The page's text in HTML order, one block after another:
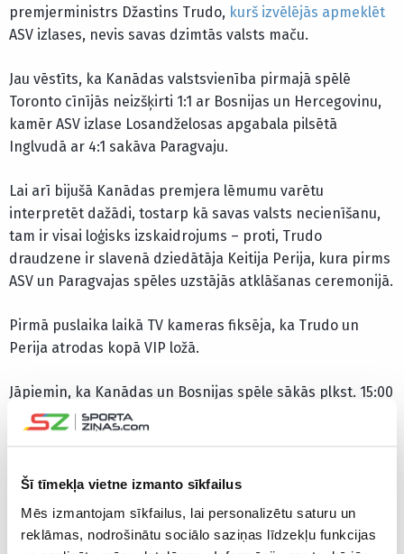
Šī tīmekļa vietne izmanto sīkfailus
Mēs izmantojam sīkfailus, lai personalizētu saturu un
reklāmas, nodrošinātu sociālo saziņas līdzekļu funkcijas
premjerministrs Džastins Trudo, kurš izvēlējās apmeklēt
ASV izlases, nevis savas dzimtās valsts maču.
Jau vēstīts, ka Kanādas valstsvienība pirmajā spēlē
Toronto cīnījās neizšķirti 1:1 ar Bosnijas un Hercegovinu,
kamēr ASV izlase Losandželosas apgabala pilsētā
Inglvudā ar 4:1 sakāva Paragvaju.
Lai arī bijušā Kanādas premjera lēmumu varētu
interpretēt dažādi, tostarp kā savas valsts necienīšanu,
tam ir visai loģisks izskaidrojums – proti, Trudo
draudzene ir slavenā dziedātāja Keitija Perija, kura pirms
ASV un Paragvajas spēles uzstājās atklāšanas ceremonijā.
Pirmā puslaika laikā TV kameras fiksēja, ka Trudo un
Perija atrodas kopā VIP ložā.
Jāpiemin, ka Kanādas un Bosnijas spēle sākās plkst. 15:00
pēc vietējā laika, bet ASV un Paragvajas duelis – sešas
🚨 Justin Trudeau and Katy Perry watching USA vs
Paraguay!